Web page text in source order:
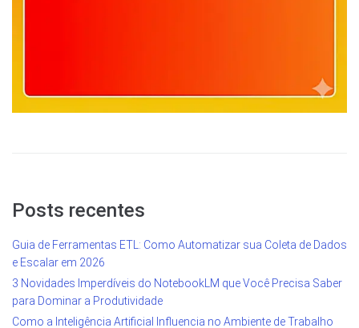
Posts recentes
Guia de Ferramentas ETL: Como Automatizar sua Coleta de Dados
e Escalar em 2026
3 Novidades Imperdíveis do NotebookLM que Você Precisa Saber
para Dominar a Produtividade
Como a Inteligência Artificial Influencia no Ambiente de Trabalho